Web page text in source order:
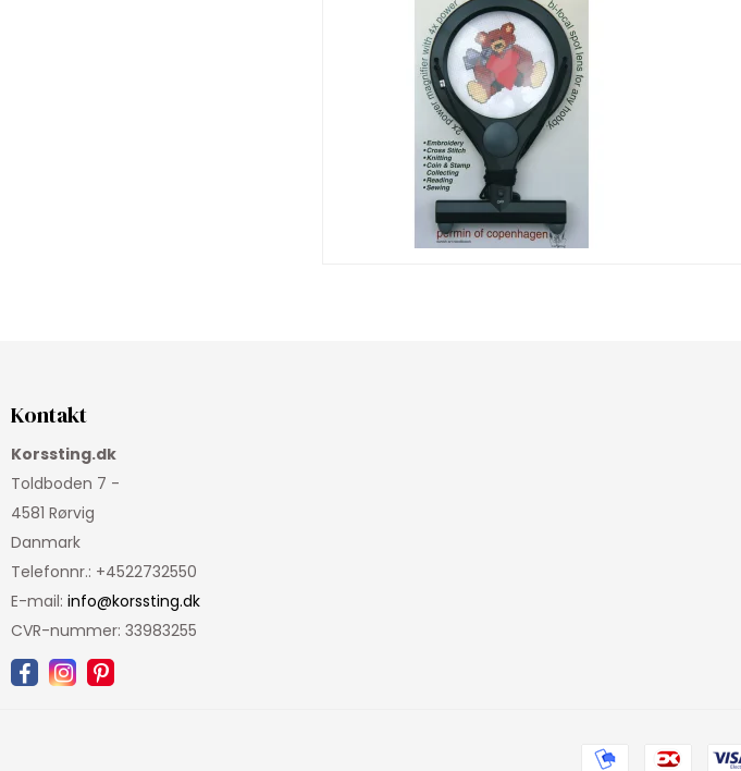
Kontakt
Korssting.dk
Toldboden 7 -
4581 Rørvig
Danmark
Telefonnr.: +4522732550
E-mail: info@korssting.dk
CVR-nummer: 33983255